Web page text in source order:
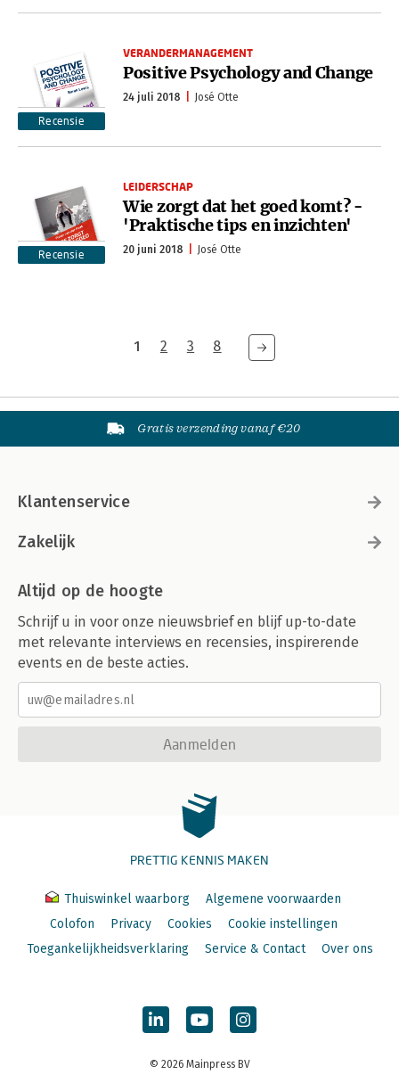
Recensie
VERANDERMANAGEMENT
Positive Psychology and Change
24 juli 2018 José Otte
Recensie
LEIDERSCHAP
Wie zorgt dat het goed komt? -
'Praktische tips en inzichten'
20 juni 2018 José Otte
1 2 3 8
Gratis verzending vanaf €20
Klantenservice
Zakelijk
Altijd op de hoogte
Schrijf u in voor onze nieuwsbrief en blijf up-to-date
met relevante interviews en recensies, inspirerende
events en de beste acties.
Aanmelden
PRETTIG KENNIS MAKEN
Thuiswinkel waarborg
Algemene voorwaarden
Colofon
Privacy Cookies
Cookie instellingen
Toegankelijkheidsverklaring
Service & Contact Over ons
© 2026 Mainpress BV